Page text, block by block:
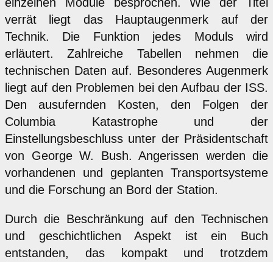
verrät liegt das Hauptaugenmerk auf der
Technik. Die Funktion jedes Moduls wird
erläutert. Zahlreiche Tabellen nehmen die
technischen Daten auf. Besonderes Augenmerk
liegt auf den Problemen bei den Aufbau der ISS.
Den ausufernden Kosten, den Folgen der
Columbia Katastrophe und der
Einstellungsbeschluss unter der Präsidentschaft
von George W. Bush. Angerissen werden die
vorhandenen und geplanten Transportsysteme
und die Forschung an Bord der Station.
Durch die Beschränkung auf den Technischen
und geschichtlichen Aspekt ist ein Buch
entstanden, das kompakt und trotzdem